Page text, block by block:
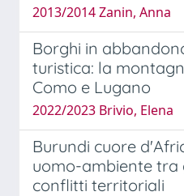
2013/2014 Zanin, Anna
Borghi in
turistica: la
Como e Lugano
2022/2023 Brivio, Elena
Burundi cuore
uomo-ambiente tra
conflitti territoriali